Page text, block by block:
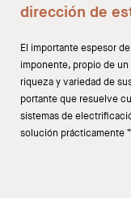
dirección de
El importante espesor
imponente, propio de
riqueza y variedad de
portante que resuelve
sistemas de
solución prácticamente